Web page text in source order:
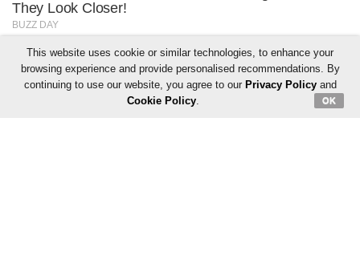
This website uses cookie or similar technologies, to enhance your
browsing experience and provide personalised recommendations. By
continuing to use our website, you agree to our Privacy Policyand
Cookie Policy. OK